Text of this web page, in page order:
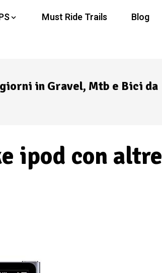
Must Ride Trails Blog
in Gravel, Mtb e Bici da
ipod con altre